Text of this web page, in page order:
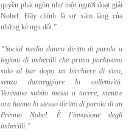
quyền phát ngôn như một người đoạt giải
Nobel. Đây chính là sự xâm lăng của
những kẻ ngu dốt.”
“Social media danno diritto di parola a
legioni di imbecilli che prima parlavano
solo albar dopo un bicchiere di vino,
senza danneggiare la collettività.
Venivano subito messi a tacere, mentre
ora hanno lo stesso diritto di parola di un
Premio Nobel. È l’invasione degli
imbecilli.”